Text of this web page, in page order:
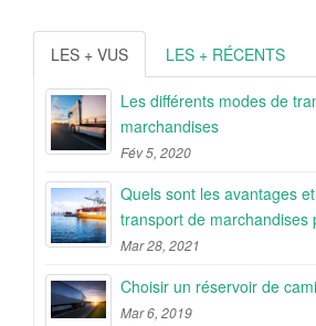
LES + VUS LES + RÉCENTS
Les différents modes de
marchandises
Fév 5, 2020
Quels sont les avantages
transport de marchandises
Mar 28, 2021
Choisir un réservoir de
Mar 6, 2019